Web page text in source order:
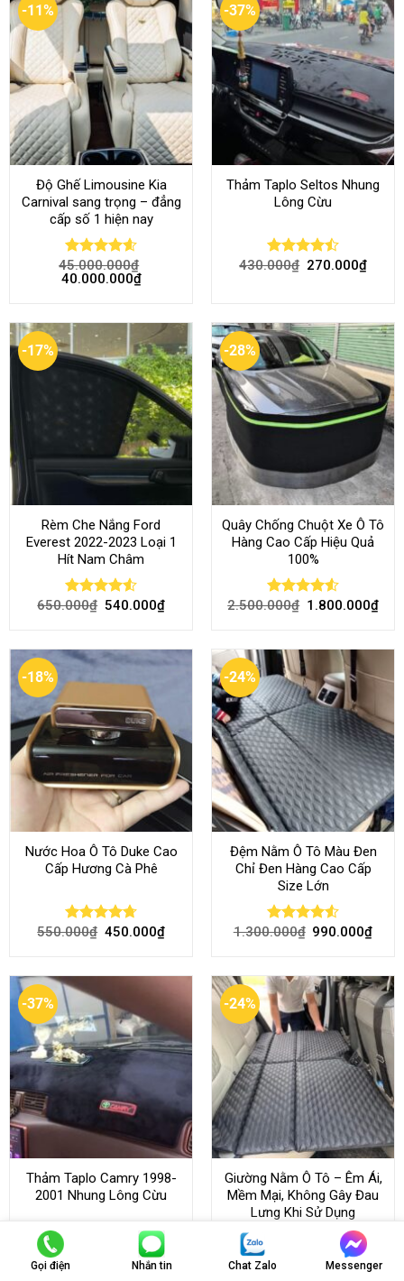
-11%
Độ Ghế Limousine Kia
Carnival sang trọng – đẳng
cấp số 1 hiện nay
Rated4.58
out of 5
45.000.000₫
40.000.000₫
-37%
Thảm Taplo Seltos Nhung
Lông Cừu
Rated
430.000₫ 270.000₫
-17%
Rèm Che Nắng Ford
Everest 2022-2023 Loại 1
Hít Nam Châm
Rated4.51
650.000₫ 540.000₫
-28%
Quây Chống Chuột Xe Ô Tô
Hàng Cao Cấp Hiệu Quả
100%
Rated 4.51
2.500.000₫ 1.800.000₫
-18%
Nước Hoa Ô Tô Duke Cao
Cấp Hương Cà Phê
Rated4.70
550.000₫ 450.000₫
-24%
Đệm Nằm Ô Tô Màu Đen
Chỉ Đen Hàng Cao Cấp
Size Lớn
Rated 4.54
1.300.000₫ 990.000₫
-37%
Thảm Taplo Camry 1998-
2001 Nhung Lông Cừu
4.50
430.000 270.000₫
-24%
Giường Nằm Ô Tô – Êm Ái,
Mềm Mại, Không Gây Đau
Lưng Khi Sử Dụng
Rated
4.45
1.300.000 990.000
Gọi điện Nhắn tin Chat Zalo Messenger